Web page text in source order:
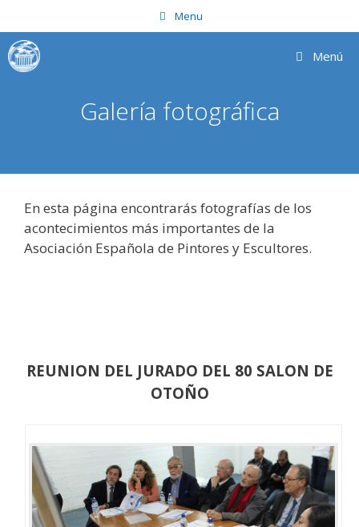
al
contenido
Menu
Menú
Galería fotográfica
En esta página encontrarás fotografías de los
acontecimientos más importantes de la
Asociación Española de Pintores y Escultores.
REUNION DEL JURADO DEL 80 SALON DE
OTOÑO